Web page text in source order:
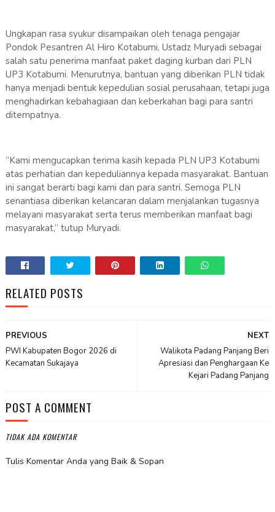
Ungkapan rasa syukur disampaikan oleh tenaga pengajar
Pondok Pesantren Al Hiro Kotabumi, Ustadz Muryadi sebagai
salah satu penerima manfaat paket daging kurban dari PLN
UP3 Kotabumi. Menurutnya, bantuan yang diberikan PLN tidak
hanya menjadi bentuk kepedulian sosial perusahaan, tetapi juga
menghadirkan kebahagiaan dan keberkahan bagi para santri
ditempatnya.
“Kami mengucapkan terima kasih kepada PLN UP3 Kotabumi
atas perhatian dan kepeduliannya kepada masyarakat. Bantuan
ini sangat berarti bagi kami dan para santri. Semoga PLN
senantiasa diberikan kelancaran dalam menjalankan tugasnya
melayani masyarakat serta terus memberikan manfaat bagi
masyarakat,” tutup Muryadi.
RELATED POSTS
NEXT
Walikota Padang Panjang Beri
Apresiasi dan Penghargaan Ke
Kejari Padang Panjang
PREVIOUS
PWI Kabupaten Bogor 2026 di
Kecamatan Sukajaya
POST A COMMENT
TIDAK ADA KOMENTAR
Tulis Komentar Anda yang Baik & Sopan